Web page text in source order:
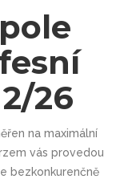
26
na maximální
vás provedou
bezkonkurenčně